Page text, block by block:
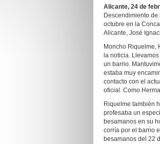
Alicante, 24 de
Descendimiento
octubre en la
Alicante, José
Moncho Riquelme,
la noticia.
un barrio.
estaba muy
contacto con el
oficial. Como
Riquelme también
profesaba un
besamanos en su
corría por el barrio
besamanos del 22